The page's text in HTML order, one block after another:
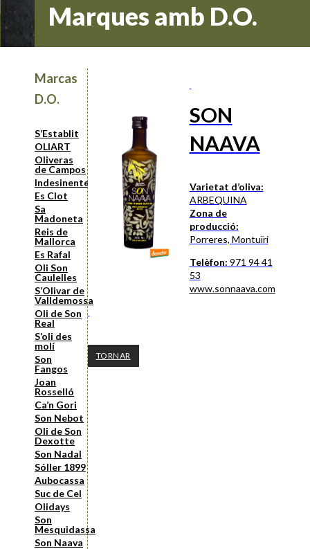
Marques amb D.O.
Marcas
D.O.
S’Establit
OLIART
Oliveras
de Campos
Indesinenter
Es Clot
Sa
Madoneta
Reis de
Mallorca
Es Rafal
Oli Son
Caulelles
S’Olivar de
Valldemossa
Oli de Son
Real
S’oli des
molí
Son
Fangos
Joan
Rosselló
Ca’n Gori
Son Nebot
Oli de Son
Dexotte
Son Nadal
Sóller 1899
Aubocassa
Suc de Cel
Olidays
Son
Mesquidassa
Son Naava
SON
NAAVA
Varietat d’oliva:
ARBEQUINA
Zona de
producció:
Porreres, Montuïri
Telèfon: 971 94 41
53
www.sonnaava.com
TORNAR